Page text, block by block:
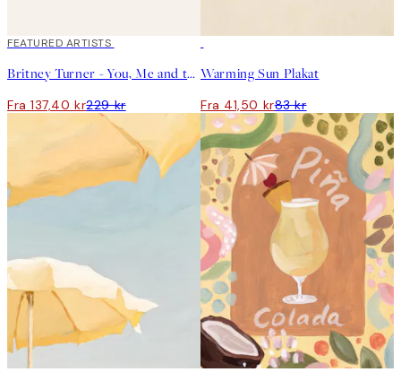
40%*
FEATURED ARTISTS
Britney Turner - You, Me and the Sea Plakat
Fra 137,40 kr229 kr
Warming Sun Plakat
Fra 41,50 kr83 kr